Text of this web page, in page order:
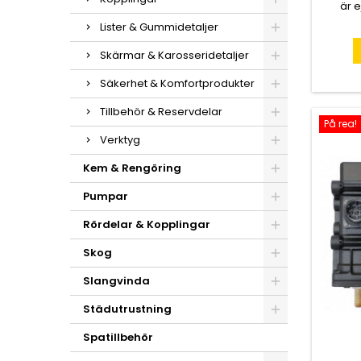
Lister & Gummidetaljer
Skärmar & Karosseridetaljer
Säkerhet & Komfortprodukter
Tillbehör & Reservdelar
Verktyg
Kem & Rengöring
Pumpar
Rördelar & Kopplingar
Skog
Slangvinda
Städutrustning
Spatillbehör
är
5
mm,
På rea!